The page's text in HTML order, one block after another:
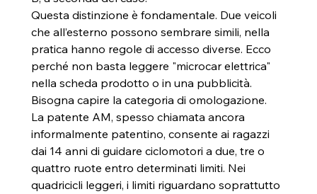
Questa distinzione è fondamentale. Due veicoli
che all’esterno possono sembrare simili, nella
pratica hanno regole di accesso diverse. Ecco
perché non basta leggere "microcar elettrica"
nella scheda prodotto o in una pubblicità.
Bisogna capire la categoria di omologazione.
La patente AM, spesso chiamata ancora
informalmente patentino, consente ai ragazzi
dai 14 anni di guidare ciclomotori a due, tre o
quattro ruote entro determinati limiti. Nei
quadricicli leggeri, i limiti riguardano soprattutto